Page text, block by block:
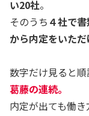
い20社。
そのうち ４社で
から内定をいた
数字だけ見ると
葛藤の連続。
内定が出ても働